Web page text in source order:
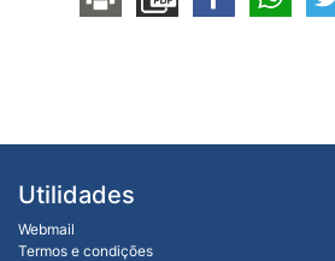
Utilidades
Webmail
Termos e condições